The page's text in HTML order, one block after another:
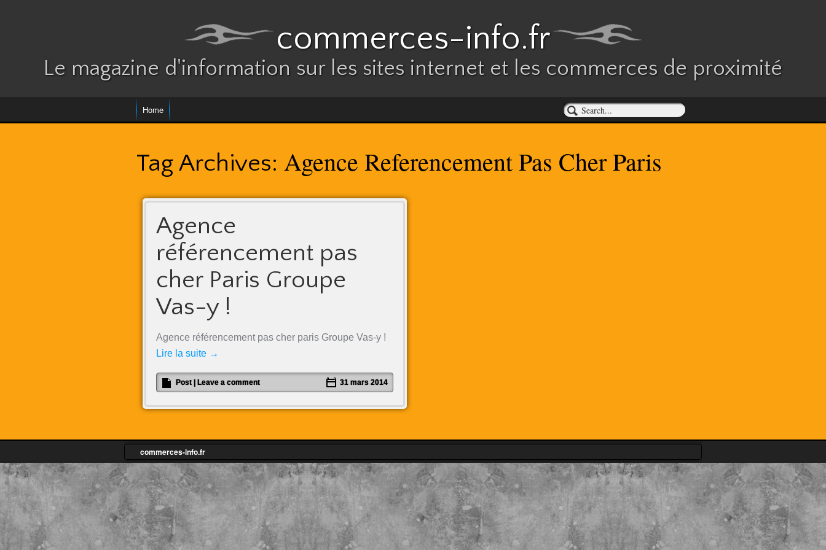
commerces-info.fr
Le magazine d'information sur les sites internet et les commerces de proximité
Home
Tag Archives: Agence Referencement Pas Cher Paris
Agence
référencement pas
cher Paris Groupe
Vas-y !
Agence référencement pas cher paris Groupe Vas-y !
Lire la suite →
Post Leave a comment 31 mars 2014
commerces-info.fr